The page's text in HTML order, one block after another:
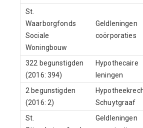
St.
Waarborgfonds
Sociale
Woningbouw
Geldleningen
coörporaties
322 begunstigden
(2016: 394)
Hypothecaire
leningen
2 begunstigden
(2016: 2)
Schuytgraaf
St.
Geldleningen